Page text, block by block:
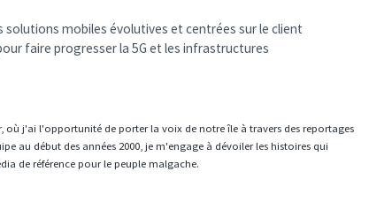
solutions mobiles évolutives et centrées sur le client
faire progresser la 5G et les infrastructures
où j'ai l'opportunité de porter la voix de notre île à travers des reportages
au début des années 2000, je m'engage à dévoiler les histoires qui
de référence pour le peuple malgache.